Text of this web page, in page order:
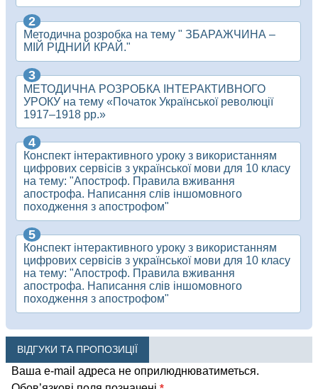
Методична розробка на тему " ЗБАРАЖЧИНА –
МІЙ РІДНИЙ КРАЙ."
МЕТОДИЧНА РОЗРОБКА ІНТЕРАКТИВНОГО
УРОКУ на тему «Початок Української революції
1917–1918 рр.»
Конспект інтерактивного уроку з використанням
цифрових сервісів з української мови для 10 класу
на тему: "Апостроф. Правила вживання
апострофа. Написання слів іншомовного
походження з апострофом"
Конспект інтерактивного уроку з використанням
цифрових сервісів з української мови для 10 класу
на тему: "Апостроф. Правила вживання
апострофа. Написання слів іншомовного
походження з апострофом"
ВІДГУКИ ТА ПРОПОЗИЦІЇ
Ваша e-mail адреса не оприлюднюватиметься.